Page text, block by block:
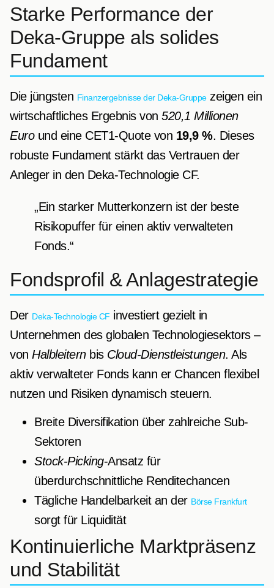
Starke Performance der
Deka-Gruppe als solides
Fundament
Die jüngsten Finanzergebnisse der Deka-Gruppezeigen ein
wirtschaftliches Ergebnis von 520,1 Millionen
Euround eine CET1-Quote von 19,9 %. Dieses
robuste Fundament stärkt das Vertrauen der
Anleger in den Deka-Technologie CF.
„Ein starker Mutterkonzern ist der beste
Risikopuffer für einen aktiv verwalteten
Fonds.“
Fondsprofil & Anlagestrategie
Der Deka-Technologie CF investiert gezielt in
Unternehmen des globalen Technologiesektors –
von Halbleiternbis Cloud-Dienstleistungen. Als
aktiv verwalteter Fonds kann er Chancen flexibel
nutzen und Risiken dynamisch steuern.
Breite Diversifikation über zahlreiche Sub-
Sektoren
Stock-Picking-Ansatz für
überdurchschnittliche Renditechancen
Tägliche Handelbarkeit an der Börse Frankfurt
sorgt für Liquidität
Kontinuierliche Marktpräsenz
und Stabilität